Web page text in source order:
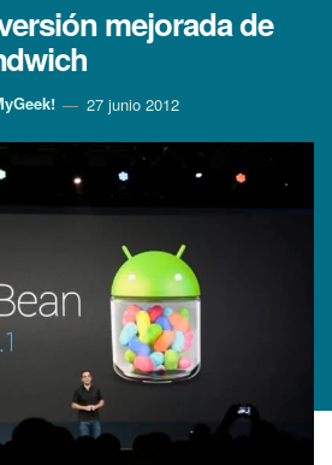
mejorada de
27 junio 2012